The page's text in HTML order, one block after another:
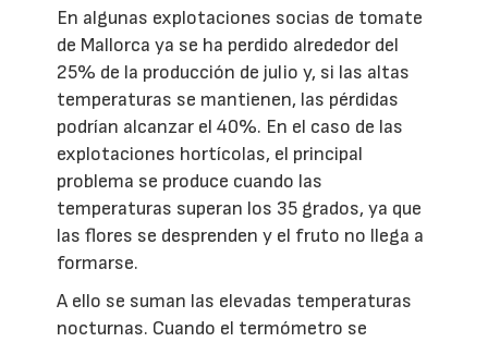
En algunas explotaciones socias de tomate
de Mallorca ya se ha perdido alrededor del
25% de la producción de julio y, si las altas
temperaturas se mantienen, las pérdidas
podrían alcanzar el 40%. En el caso de las
explotaciones hortícolas, el principal
problema se produce cuando las
temperaturas superan los 35 grados, ya que
las flores se desprenden y el fruto no llega a
formarse.
A ello se suman las elevadas temperaturas
nocturnas. Cuando el termómetro se